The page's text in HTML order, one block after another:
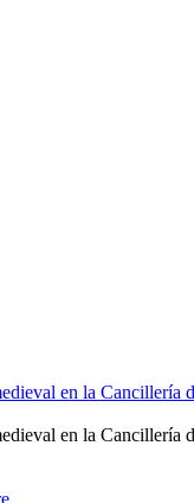
en la Cancillería
en la Cancillería